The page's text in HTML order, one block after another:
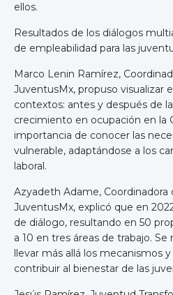
ellos.
Resultados de los diálogos
de empleabilidad para las
Marco Lenin Ramírez,
JuventusMx, propuso visualizar
contextos: antes y después de
crecimiento en ocupación en la
importancia de conocer las
vulnerable, adaptándose a los
laboral.
Azyadeth Adame, Coordinadora
JuventusMx, explicó que en
de diálogo, resultando en 50
a 10 en tres áreas de trabajo.
llevar más allá los mecanismos
contribuir al bienestar de las